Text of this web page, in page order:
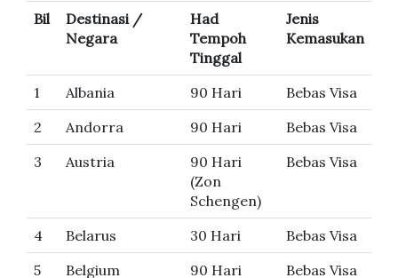
Bil
Destinasi /
Negara
Had
Tempoh
Tinggal
Jenis
Kemasukan
1 Albania 90 Hari
Bebas Visa
2
Andorra 90 Hari
Bebas Visa
3
Austria
90 Hari
(Zon
Schengen)
Bebas Visa
4 Belarus 30 Hari
Bebas Visa
5
Belgium
90 Hari
Bebas Visa